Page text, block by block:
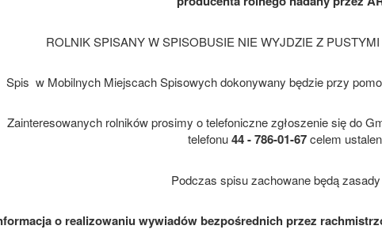
ROLNIK SPISANY W SPISOBUSIE NIE WYJDZIE Z
Spis w Mobilnych Miejscach Spisowych dokonywany będzie przy
Zainteresowanych rolników prosimy o telefoniczne zgłoszenie się do
telefonu44 - 786-01-67celem
Podczas spisu zachowane będą
o realizowaniu wywiadów bezpośrednich przez